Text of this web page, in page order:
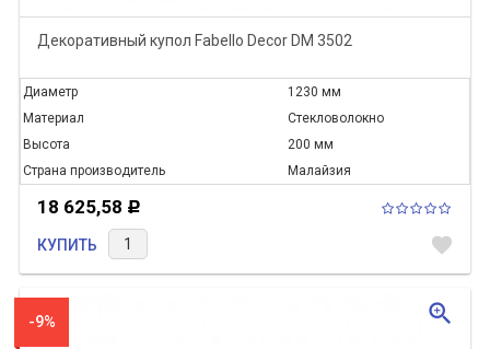
Декоративный купол Fabello Decor DM 3502
Диаметр
1230 мм
Материал
Стекловолокно
Высота
200 мм
Страна производитель
Малайзия
18 625,58 Р
КУПИТЬ favorite
-9% zoom_in